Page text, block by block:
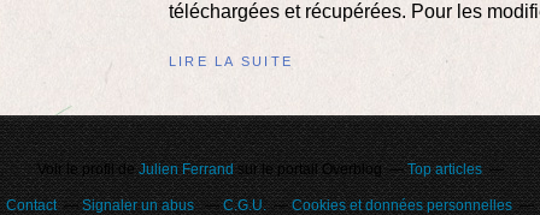
téléchargées et récupérées. Pour les
LIRE LA SUITE
Voir le profil deJulien Ferrandsur le portail Overblog Top articles
Contact Signaler un abus C.G.U. Cookies et données personnelles